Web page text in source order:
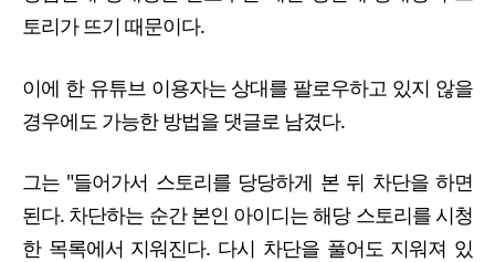
토리가 뜨기 때문이다.
이에 한 유튜브 이용자는 상대를 팔로우하고 있지 않을
경우에도 가능한 방법을 댓글로 남겼다.
그는 "들어가서 스토리를 당당하게 본 뒤 차단을 하면
된다. 차단하는 순간 본인 아이디는 해당 스토리를 시청
한 목록에서 지워진다. 다시 차단을 풀어도 지워져 있